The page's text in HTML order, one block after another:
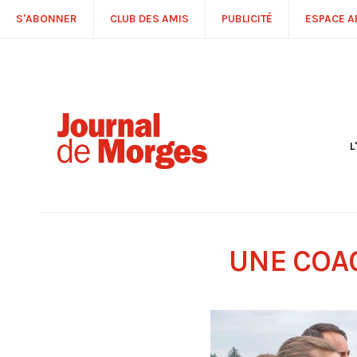
S'ABONNER CLUB DES AMIS PUBLICITÉ ESPACE
UNE